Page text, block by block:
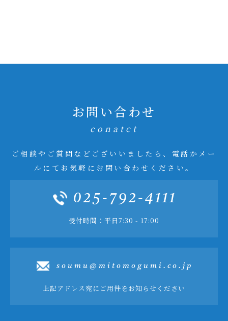
お問い合わせ
conatct
ご相談やご質問などございいましたら、電話かメー
ルにてお気軽にお問い合わせください。
025-792-4111
受付時間：平日7:30 - 17:00
soumu@mitomogumi.co.jp
上記アドレス宛にご用件をお知らせください